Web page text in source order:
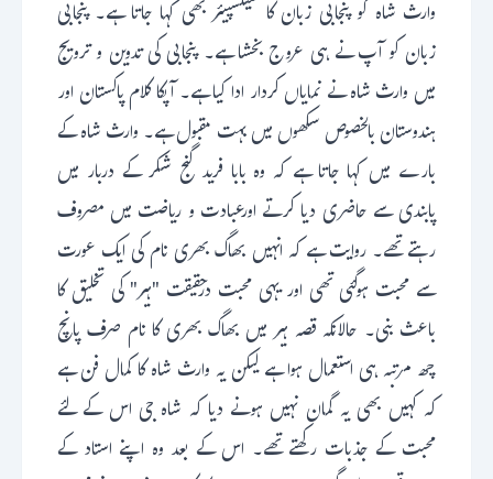
وارث شاہ کو پنجابی زبان کا شیکسپیئر بھی کہا جاتا ہے۔ پنجابی
زبان کو آپ نے ہی عروج بخشا ہے۔ پنجابی کی تدوین و ترویج
میں وارث شاہ نے نمایاں کردار ادا کیا ہے۔ آپکا کلام پاکستان اور
ہندوستان بالخصوص سکھوں میں بہت مقبول ہے۔ وارث شاہ کے
بارے میں کہا جاتا ہے کہ وہ بابا فرید گنج شکر کے دربار میں
پابندی سے حاضری دیا کرتے اورعبادت و ریاضت میں مصروف
رہتے تھے۔ روایت ہے کہ انہیں بھاگ بھری نام کی ایک عورت
سے محبت ہوگئی تھی اور یہی محبت درحقیقت "ہیر" کی تخلیق کا
باعث بنی۔ حالانکہ قصہ ہیر میں بھاگ بھری کا نام صرف پانچ
چھ مرتبہ ہی استعمال ہوا ہے لیکن یہ وارث شاہ کا کمال فن ہے
کہ کہیں بھی یہ گمان نہیں ہونے دیا کہ شاہ جی اس کے لئے
محبت کے جذبات رکھتے تھے۔ اس کے بعد وہ اپنے استاد کے